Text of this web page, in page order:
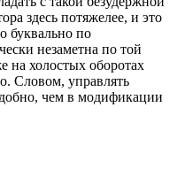
здесь потяжелее, и это
буквально по
незаметна по той
на холостых оборотах
Словом, управлять
чем в модификации